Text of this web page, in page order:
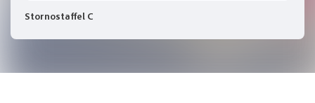
Stornostaffel C